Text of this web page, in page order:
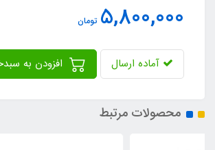
5,800,000 تومان
آماده ارسال
محصولات مرتبط